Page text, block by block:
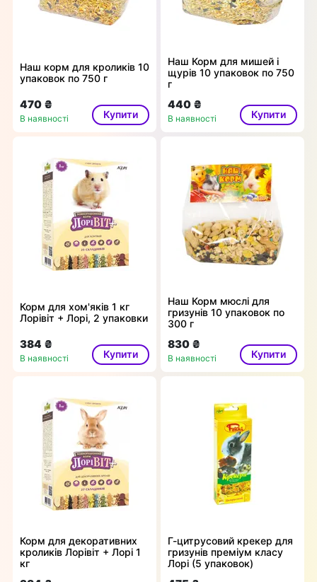
Наш корм для кроликів 10
упаковок по 750 г
470 ₴
В наявності Купити
Наш Корм для мишей і
щурів 10 упаковок по 750
г
440 ₴
В наявності Купити
Корм для хом'яків 1 кг
Лорівіт + Лорі, 2 упаковки
384 ₴
В наявності Купити
Наш Корм мюслі для
гризунів 10 упаковок по
300 г
830 ₴
В наявності Купити
Корм для декоративних
кроликів Лорівіт + Лорі 1
кг
Г-цитрусовий крекер для
гризунів преміум класу
Лорі (5 упаковок)